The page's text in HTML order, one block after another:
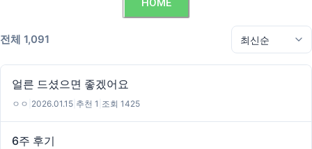
전체 1,091
얼른 드셨으면 좋겠어요
ㅇㅇ 2026.01.15 추천 1 조회 1425
6주 후기